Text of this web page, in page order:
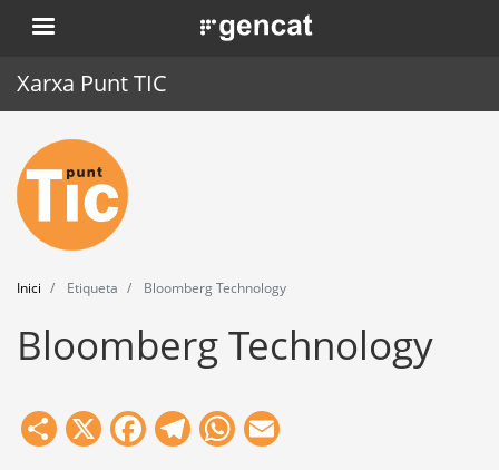
Vés
al
. Obre en una nova finestra.
Xarxa Punt TIC
Inici
Punt TIC
Actualitat
Agenda
Formació
Eines
Inici Etiqueta Bloomberg Technology
Bloomberg Technology
Share
X Facebook
Telegram
WhatsApp